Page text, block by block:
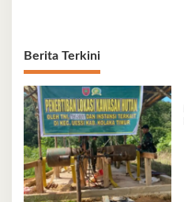
Berita Terkini